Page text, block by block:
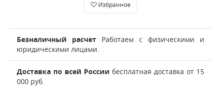
Избранное
Безналичный расчет Работаем с физическими и
юридическими лицами.
Доставка по всей России бесплатная доставка от 15
000 руб.